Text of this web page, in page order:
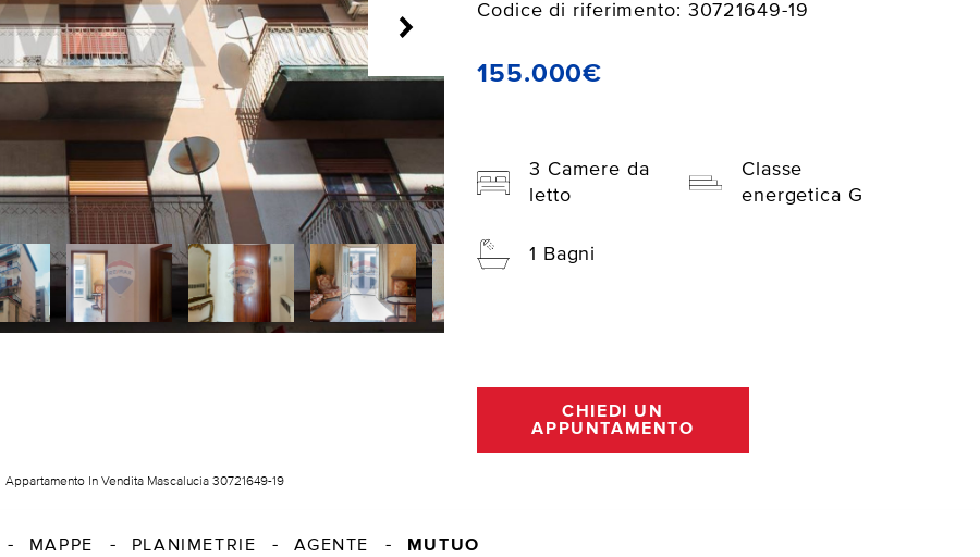
Codice di riferimento: 30721649-19
155.000€
3 Camere da
letto
Classe
energetica G
1 Bagni
CHIEDI UN
APPUNTAMENTO
Appartamento In Vendita Mascalucia 30721649-19
MAPPE PLANIMETRIE AGENTE MUTUO